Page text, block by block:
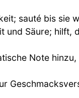
sauté bis sie
und Säure; hilft,
Note